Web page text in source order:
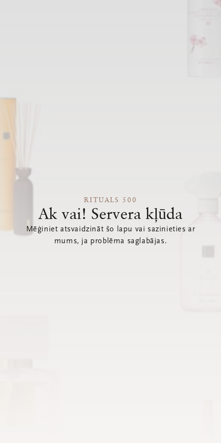
RITUALS 500
Ak vai! Servera kļūda
Mēģiniet atsvaidzināt šo lapu vai sazinieties ar
mums, ja problēma saglabājas.